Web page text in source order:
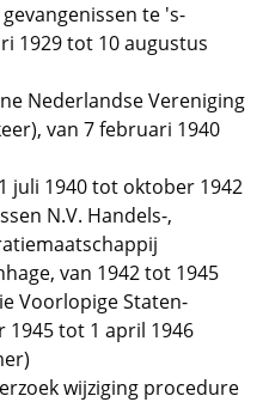
te 's-
1929 tot 10 augustus
Nederlandse Vereniging
van 7 februari 1940
juli 1940 tot oktober 1942
N.V. Handels-,
van 1942 tot 1945
Voorlopige Staten-
1945 tot 1 april 1946
wijziging procedure